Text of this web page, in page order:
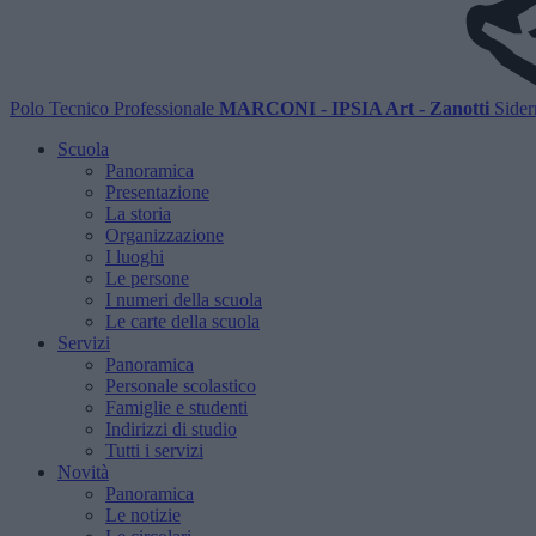
Polo Tecnico Professionale MARCONI - IPSIA Art - Zanotti
Scuola
Panoramica
Presentazione
La storia
Organizzazione
I luoghi
Le persone
I numeri della scuola
Le carte della scuola
Servizi
Panoramica
Personale scolastico
Famiglie e studenti
Indirizzi di studio
Tutti i servizi
Novità
Panoramica
Le notizie